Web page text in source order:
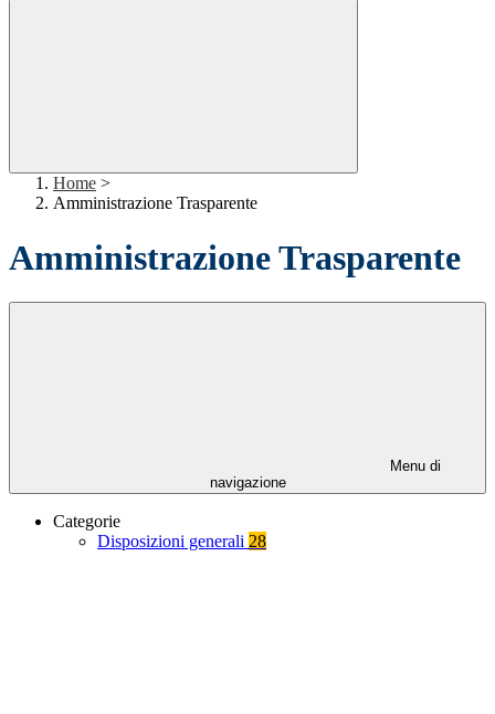
Home >
Amministrazione Trasparente
Amministrazione Trasparente
Menu di
navigazione
Categorie
Disposizioni generali 28